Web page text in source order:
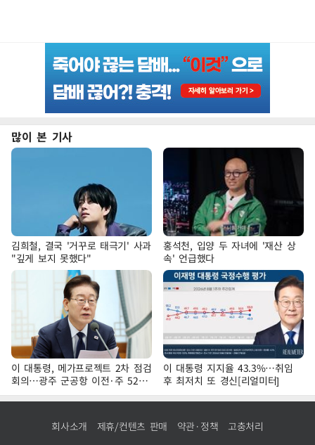
많이 본 기사
김희철, 결국 '거꾸로 태극기' 사과
"깊게 보지 못했다"
홍석천, 입양 두 자녀에 '재산 상
속' 언급했다
이 대통령, 메가프로젝트 2차 점검
회의…광주 군공항 이전·주 52시
간 예외 등 논의
이 대통령 지지율 43.3%…취임
후 최저치 또 경신[리얼미터]
회사소개 제휴/컨텐츠 판매 약관·정책 고충처리